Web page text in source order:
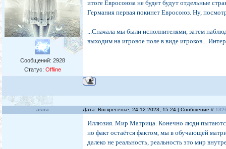
Сообщений: 2928
Статус: Offline
итоге Евросоюза не будет будут отдельные
Германия первая покинет Евросоюз. Ну,
...Сначала мы были исполнителями, затем
выходим на игровое поле в виде игроков...
asira Дата: Воскресенье, 24.12.2023, 15:24 | Сообщение #
Иллюзия. Мир Матрица. Конечно люди
но факт остаётся фактом, мы в обучающей
далеко не реальность, реальность это мир